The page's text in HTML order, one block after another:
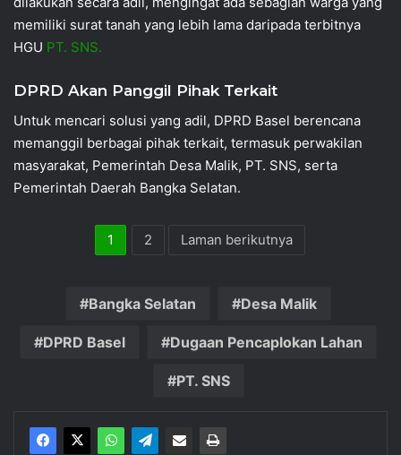
memiliki surat tanah yang lebih lama daripada terbitnya
HGU PT. SNS.
DPRD Akan Panggil Pihak Terkait
Untuk mencari solusi yang adil, DPRD Basel berencana
memanggil berbagai pihak terkait, termasuk perwakilan
masyarakat, Pemerintah Desa Malik, PT. SNS, serta
Pemerintah Daerah Bangka Selatan.
1 2 Laman berikutnya
Bangka Selatan Desa Malik
DPRD Basel Dugaan Pencaplokan Lahan
PT. SNS